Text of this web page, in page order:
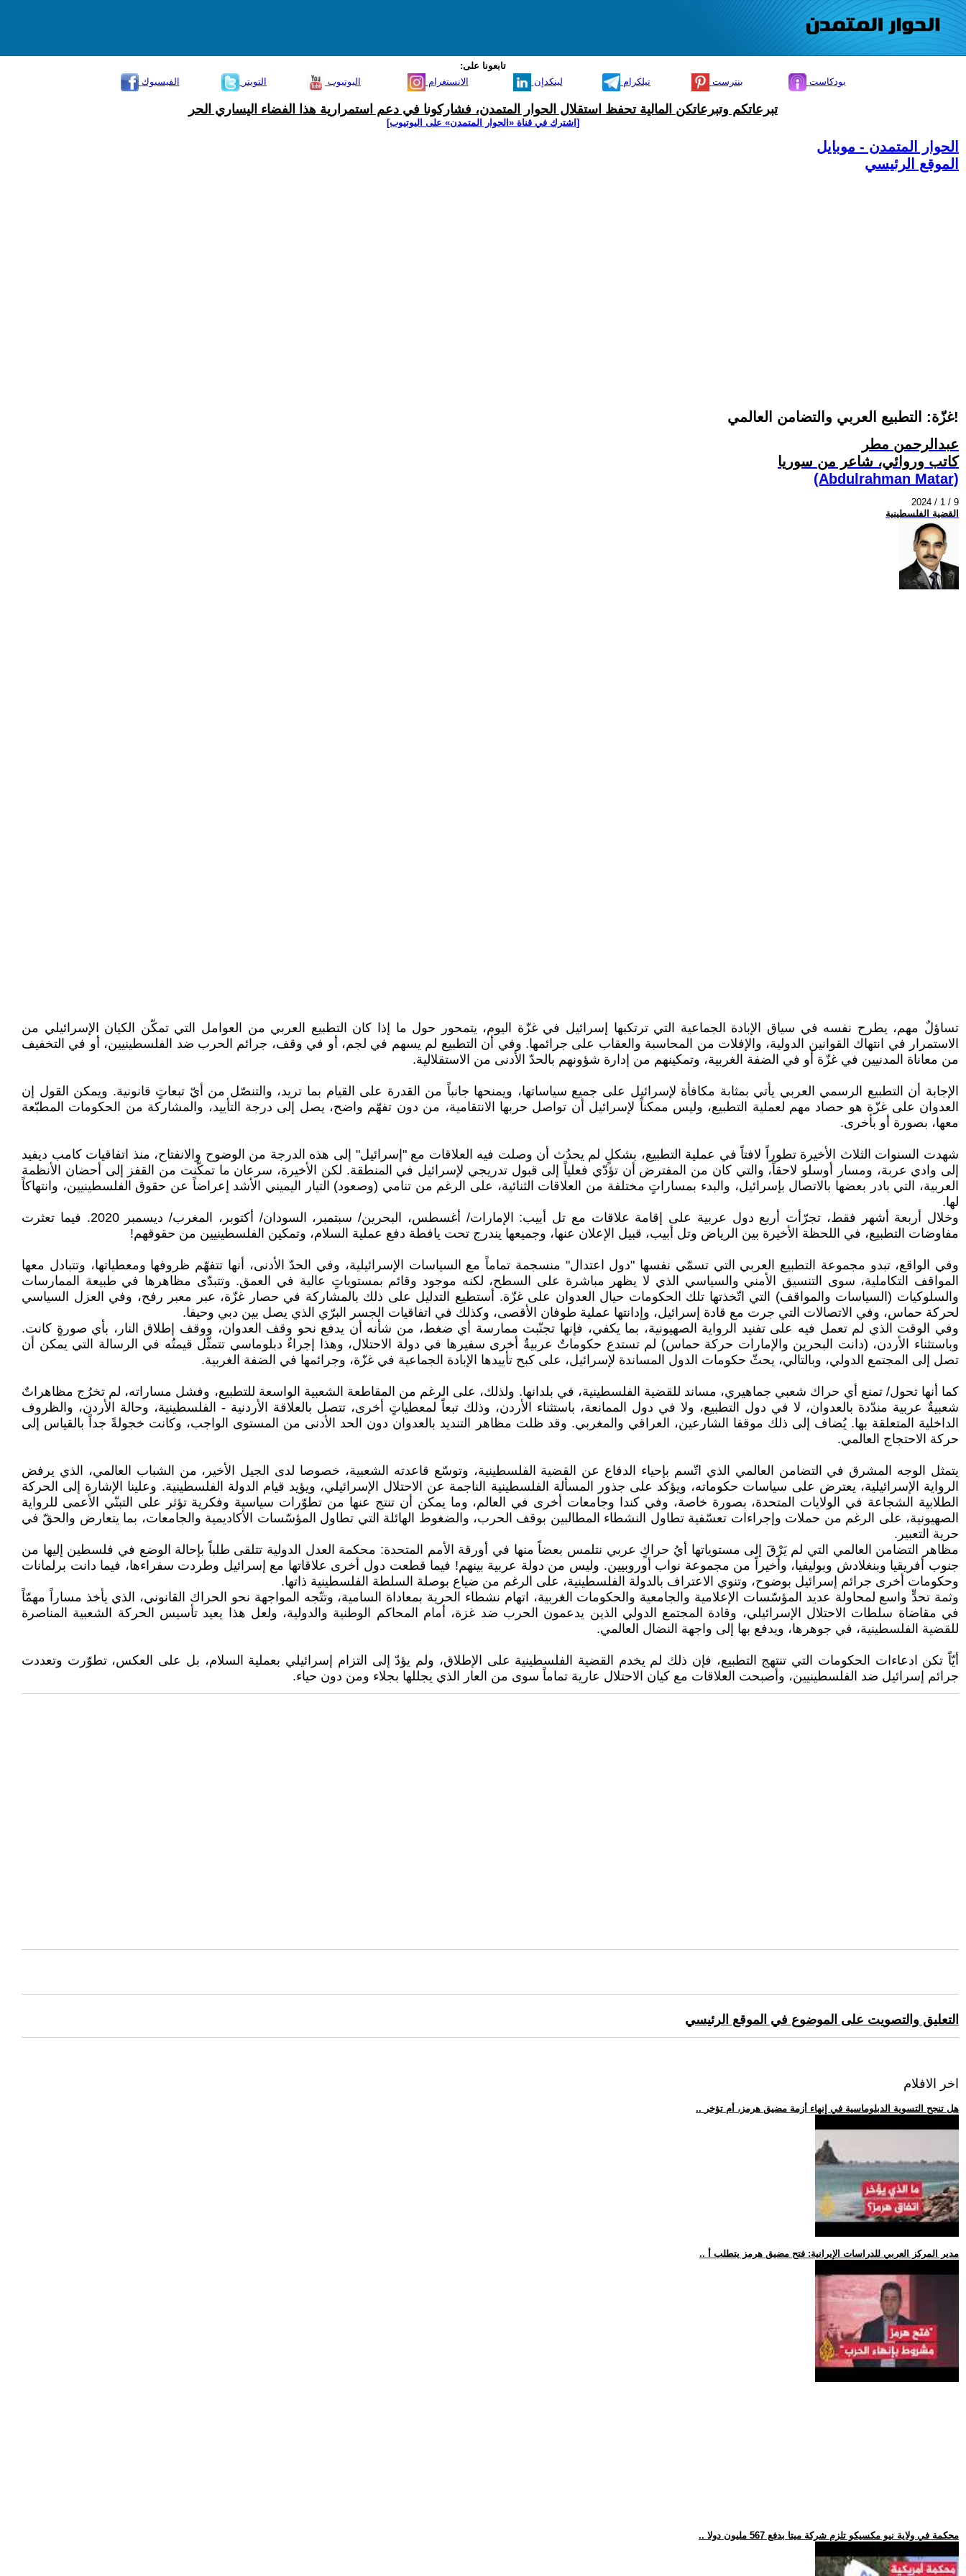
تابعونا على:
الفيسبوك
التويتر اليوتيوب الانستغرام لينكدإن تيلكرام بنترست بودكاست
تبرعاتكم وتبرعاتكن المالية تحفظ استقلال الحوار المتمدن، فشاركونا في دعم استمرارية هذا الفضاء اليساري الحر
[اشترك في قناة ‫«الحوار المتمدن» على اليوتيوب]
الحوار المتمدن - موبايل
الموقع الرئيسي
غزّة: التطبيع العربي والتضامن العالمي!
عبدالرحمن مطر
كاتب وروائي، شاعر من سوريا
(Abdulrahman Matar)
2024 / 1 / 9
القضية الفلسطينية
تساؤلٌ مهم، يطرح نفسه في سياق الإبادة الجماعية التي ترتكبها إسرائيل في غزّة اليوم، يتمحور حول ما إذا كان التطبيع العربي من العوامل التي تمكّن الكيان الإسرائيلي من
الاستمرار في انتهاك القوانين الدولية، والإفلات من المحاسبة والعقاب على جرائمها. وفي أن التطبيع لم يسهم في لجم، أو في وقف، جرائم الحرب ضد الفلسطينيين، أو في التخفيف
من معاناة المدنيين في غزّة أو في الضفة الغربية، وتمكينهم من إدارة شؤونهم بالحدّ الأدنى من الاستقلالية.
الإجابة أن التطبيع الرسمي العربي يأتي بمثابة مكافأة لإسرائيل على جميع سياساتها، ويمنحها جانباً من القدرة على القيام بما تريد، والتنصّل من أيّ تبعاتٍ قانونية. ويمكن القول إن
العدوان على غزّة هو حصاد مهم لعملية التطبيع، وليس ممكناً لإسرائيل أن تواصل حربها الانتقامية، من دون تفهّم واضح، يصل إلى درجة التأييد، والمشاركة من الحكومات المطبّعة
معها، بصورة أو بأخرى.
شهدت السنوات الثلاث الأخيرة تطوراً لافتاً في عملية التطبيع، بشكلٍ لم يحدُث أن وصلت فيه العلاقات مع "إسرائيل" إلى هذه الدرجة من الوضوح والانفتاح، منذ اتفاقيات كامب ديفيد
إلى وادي عربة، ومسار أوسلو لاحقاً، والتي كان من المفترض أن تؤدّي فعلياً إلى قبول تدريجي لإسرائيل في المنطقة. لكن الأخيرة، سرعان ما تمكّنت من القفز إلى أحضان الأنظمة
العربية، التي بادر بعضها بالاتصال بإسرائيل، والبدء بمساراتٍ مختلفة من العلاقات الثنائية، على الرغم من تنامي (وصعود) التيار اليميني الأشد إعراضاً عن حقوق الفلسطينيين، وانتهاكاً
لها.
وخلال أربعة أشهر فقط، تجرّأت أربع دول عربية على إقامة علاقات مع تل أبيب: الإمارات/ أغسطس، البحرين/ سبتمبر، السودان/ أكتوبر، المغرب/ ديسمبر 2020. فيما تعثرت
مفاوضات التطبيع، في اللحظة الأخيرة بين الرياض وتل أبيب، قبيل الإعلان عنها، وجميعها يندرج تحت يافطة دفع عملية السلام، وتمكين الفلسطينيين من حقوقهم!
وفي الواقع، تبدو مجموعة التطبيع العربي التي تسمّي نفسها "دول اعتدال" منسجمة تماماً مع السياسات الإسرائيلية، وفي الحدّ الأدنى، أنها تتفهّم ظروفها ومعطياتها، وتتبادل معها
المواقف التكاملية، سوى التنسيق الأمني والسياسي الذي لا يظهر مباشرة على السطح، لكنه موجود وقائم بمستوياتٍ عالية في العمق. وتتبدّى مظاهرها في طبيعة الممارسات
والسلوكيات (السياسات والمواقف) التي اتّخذتها تلك الحكومات حيال العدوان على غزّة. أستطيع التدليل على ذلك بالمشاركة في حصار غزّة، عبر معبر رفح، وفي العزل السياسي
لحركة حماس، وفي الاتصالات التي جرت مع قادة إسرائيل، وإدانتها عملية طوفان الأقصى، وكذلك في اتفاقيات الجسر البرّي الذي يصل بين دبي وحيفا.
وفي الوقت الذي لم تعمل فيه على تفنيد الرواية الصهيونية، بما يكفي، فإنها تجنّبت ممارسة أي ضغط، من شأنه أن يدفع نحو وقف العدوان، ووقف إطلاق النار، بأي صورةٍ كانت.
وباستثناء الأردن، (دانت البحرين والإمارات حركة حماس) لم تستدع حكوماتٌ عربيةٌ أخرى سفيرها في دولة الاحتلال، وهذا إجراءٌ دبلوماسي تتمثّل قيمتُه في الرسالة التي يمكن أن
تصل إلى المجتمع الدولي، وبالتالي، يحثّ حكومات الدول المساندة لإسرائيل، على كبح تأييدها الإبادة الجماعية في غزّة، وجرائمها في الضفة الغربية.
كما أنها تحول/ تمنع أي حراك شعبي جماهيري، مساند للقضية الفلسطينية، في بلدانها. ولذلك، على الرغم من المقاطعة الشعبية الواسعة للتطبيع، وفشل مساراته، لم تخرُج مظاهراتٌ
شعبيةٌ عربية مندّدة بالعدوان، لا في دول التطبيع، ولا في دول الممانعة، باستثناء الأردن، وذلك تبعاً لمعطياتٍ أخرى، تتصل بالعلاقة الأردنية - الفلسطينية، وحالة الأردن، والظروف
الداخلية المتعلقة بها. يُضاف إلى ذلك موقفا الشارعين، العراقي والمغربي. وقد ظلت مظاهر التنديد بالعدوان دون الحد الأدنى من المستوى الواجب، وكانت خجولةً جداً بالقياس إلى
حركة الاحتجاج العالمي.
يتمثل الوجه المشرق في التضامن العالمي الذي اتّسم بإحياء الدفاع عن القضية الفلسطينية، وتوسّع قاعدته الشعبية، خصوصا لدى الجيل الأخير، من الشباب العالمي، الذي يرفض
الرواية الإسرائيلية، يعترض على سياسات حكوماته، ويؤكد على جذور المسألة الفلسطينية الناجمة عن الاحتلال الإسرائيلي، ويؤيد قيام الدولة الفلسطينية. وعلينا الإشارة إلى الحركة
الطلابية الشجاعة في الولايات المتحدة، بصورة خاصة، وفي كندا وجامعات أخرى في العالم، وما يمكن أن تنتج عنها من تطوّرات سياسية وفكرية تؤثر على التبنّي الأعمى للرواية
الصهيونية، على الرغم من حملات وإجراءات تعسّفية تطاول النشطاء المطالبين بوقف الحرب، والضغوط الهائلة التي تطاول المؤسّسات الأكاديمية والجامعات، بما يتعارض والحقّ في
حرية التعبير.
مظاهر التضامن العالمي التي لم يَرْقَ إلى مستوياتها أيُ حراكٍ عربي نتلمس بعضاً منها في أورقة الأمم المتحدة: محكمة العدل الدولية تتلقى طلباً بإحالة الوضع في فلسطين إليها من
جنوب أفريقيا وبنغلادش وبوليفيا، وأخيراً من مجموعة نواب أوروبيين. وليس من دولة عربية بينهم! فيما قطعت دول أخرى علاقاتها مع إسرائيل وطردت سفراءها، فيما دانت برلمانات
وحكومات أخرى جرائم إسرائيل بوضوح، وتنوي الاعتراف بالدولة الفلسطينية، على الرغم من ضياع بوصلة السلطة الفلسطينية ذاتها.
وثمة تحدٍّ واسع لمحاولة عديد المؤسّسات الإعلامية والجامعية والحكومات الغربية، اتهام نشطاء الحرية بمعاداة السامية، وتتّجه المواجهة نحو الحراك القانوني، الذي يأخذ مساراً مهمّاً
في مقاضاة سلطات الاحتلال الإسرائيلي، وقادة المجتمع الدولي الذين يدعمون الحرب ضد غزة، أمام المحاكم الوطنية والدولية، ولعل هذا يعيد تأسيس الحركة الشعبية المناصرة
للقضية الفلسطينية، في جوهرها، ويدفع بها إلى واجهة النضال العالمي.
أيّاً تكن ادعاءات الحكومات التي تنتهج التطبيع، فإن ذلك لم يخدم القضية الفلسطينية على الإطلاق، ولم يؤدّ إلى التزام إسرائيلي بعملية السلام، بل على العكس، تطوّرت وتعددت
جرائم إسرائيل ضد الفلسطينيين، وأصبحت العلاقات مع كيان الاحتلال عارية تماماً سوى من العار الذي يجللها بجلاء ومن دون حياء.
التعليق والتصويت على الموضوع في الموقع الرئيسي
اخر الافلام
.. هل تنجح التسوية الدبلوماسية في إنهاء أزمة مضيق هرمز، أم تؤخر
.. مدير المركز العربي للدراسات الإيرانية: فتح مضيق هرمز يتطلب أ
.. محكمة في ولاية نيو مكسيكو تلزم شركة ميتا بدفع 567 مليون دولا